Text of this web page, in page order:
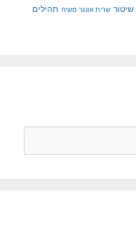
שיטור שרית אונגר משיח תהילים